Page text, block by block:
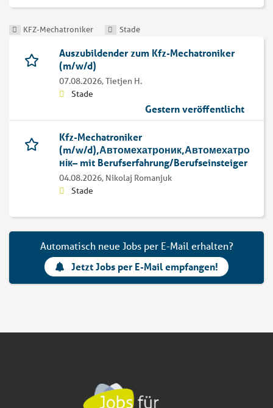
KFZ-Mechatroniker Stade
Auszubildender zum Kfz-Mechatroniker
(m/w/d)
07.08.2026,Tietjen H.
Stade
Gestern veröffentlicht
Kfz-Mechatroniker
(m/w/d),Автомехатроник,Автомехатро
нік– mit Berufserfahrung/Berufseinsteiger
04.08.2026, Nikolaj Romanjuk
Stade
Automatisch neue Jobs per E-Mail erhalten?
Jetzt Jobs per E-Mail empfangen!